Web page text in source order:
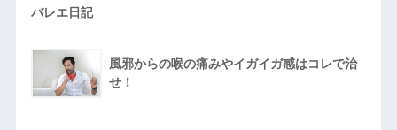
バレエ日記
風邪からの喉の痛みやイガイガ感はコレで治
せ！